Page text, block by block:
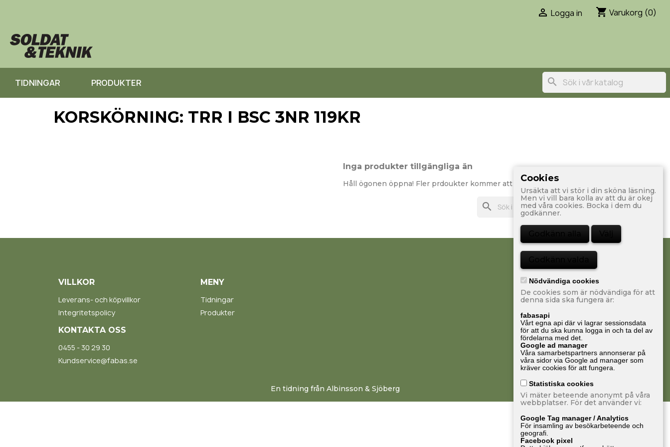
 Logga in shopping_cart Varukorg (0)
TIDNINGAR PRODUKTER search
KORSKÖRNING: TRR I BSC 3NR 119KR
Inga produkter tillgängliga än
Håll ögonen öppna! Fler prdoukter kommer att visas här när de läggs till.
search
VILLKOR
Leverans- och köpvillkor
Integritetspolicy
MENY
Tidningar
Produkter
KONTAKTA OSS
0455 - 30 29 30
Kundservice@fabas.se
En tidning från Albinsson & Sjöberg
Cookies
Ursäkta att vi stör i din sköna läsning.
Men vi vill bara kolla av att du är okej
med våra cookies. Bocka i dem du
godkänner.
Godkänn alla Välj
Godkänn valda
Nödvändiga cookies
De cookies som är nödvändiga för att
denna sida ska fungera är:
fabasapi
Vårt egna api där vi lagrar sessionsdata
för att du ska kunna logga in och ta del av
fördelarna med det.
Google ad manager
Våra samarbetspartners annonserar på
våra sidor via Google ad manager som
kräver cookies för att fungera.
Statistiska cookies
Vi mäter beteende anonymt på våra
webbplatser. För det använder vi:
Google Tag manager / Analytics
För insamling av besökarbeteende och
geografi.
Facebook pixel